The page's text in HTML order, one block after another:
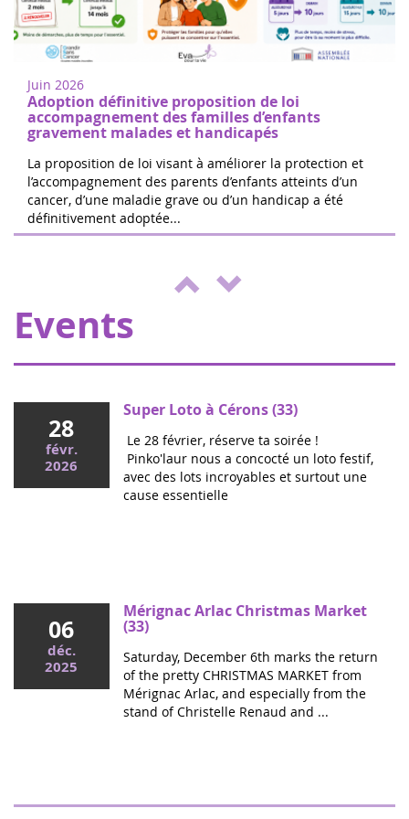
Juin 2026
Adoption définitive proposition de loi
accompagnement des familles d’enfants
gravement malades et handicapés
La proposition de loi visant à améliorer la protection et
l’accompagnement des parents d’enfants atteints d’un
cancer, d’une maladie grave ou d’un handicap a été
définitivement adoptée...
Ce mercredi, le député Vincent Thiébaut organisait avec
Grandir Sans Cancer et Eva pour la vie le colloque "Dons
de vie et lutte contre les cancers, maladies graves et
handicaps de l'enfant" à l'...
Events
18
juin
2022
Women of heart in Nogent sur Oise
Walk or run to support childhood cancer
research in Nogent-sur-Oise, 30 minutes
of the donations will be d...
04
The 24 hours of Boissy le Cutté
The Running Pour L'espoir team is
for the benefit of Eva pour la vie and
ENVOL, to support sick children....
28
févr.
2026
Super Loto à Cérons (33)
Le 28 février, réserve ta soirée !
Pinko'laur nous a concocté un loto festif,
avec des lots incroyables et surtout une
cause essentielle
06
déc.
2025
Mérignac Arlac Christmas Market
(33)
Saturday, December 6th marks the return
of the pretty CHRISTMAS MARKET from
Mérignac Arlac, and especially from the
stand of Christelle Renaud and ...
"Boulgui" show in Lhuis (Ain)